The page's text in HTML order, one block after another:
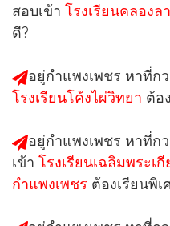
สอบเข้า โรงเรียนคลองล
ดี?
อยู่กำแพงเพชร หาที่ก
โรงเรียนโค้งไผ่วิทยา ต้อ
อยู่กำแพงเพชร หาที่ก
เข้า โรงเรียนเฉลิมพระเ
กำแพงเพชร ต้องเรียนพิ